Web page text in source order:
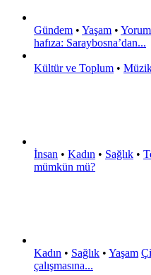
Gündem • Yaşam •
hafıza: Saraybosna’dan...
Kültür ve Toplum •
İnsan • Kadın • Sağlık •
mümkün mü?
Kadın • Sağlık • Yaşam
çalışmasına...